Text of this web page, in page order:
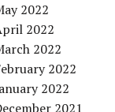
2022
2022
2022
2022
2022
2021